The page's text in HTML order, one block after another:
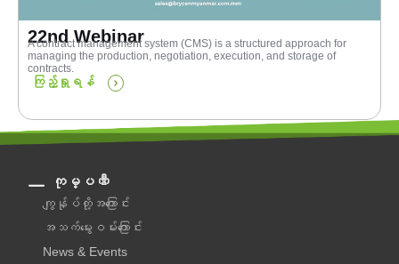
22nd Webinar
A contract management system (CMS) is a structured approach for
managing the production, negotiation, execution, and storage of
contracts.
ကြည့်ရှုရန်
ကုမ္ပဏီ
ကျွန်ုပ်တို့အကြောင်း
အသက်မွေးဝမ်းကြောင်း
News & Events